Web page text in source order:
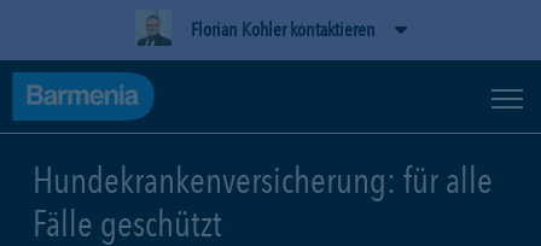
Florian Kohler kontaktieren
Hundekrankenversicherung: für alle
Fälle geschützt